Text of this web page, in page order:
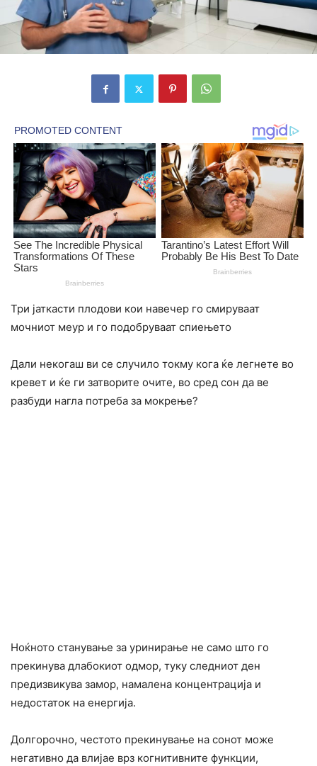
Три јаткасти плодови кои навечер го смируваат
мочниот меур и го подобруваат спиењето
Дали некогаш ви се случило токму кога ќе легнете во
кревет и ќе ги затворите очите, во сред сон да ве
разбуди нагла потреба за мокрење?
Ноќното станување за уринирање не само што го
прекинува длабокиот одмор, туку следниот ден
предизвикува замор, намалена концентрација и
недостаток на енергија.
Долгорочно, честото прекинување на сонот може
негативно да влијае врз когнитивните функции,